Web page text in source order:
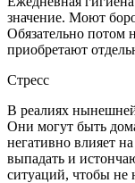
значение. Моют
Обязательно потом
приобретают
Стресс
В реалиях
Они могут быть
негативно влияет
выпадать и
ситуаций, чтобы не